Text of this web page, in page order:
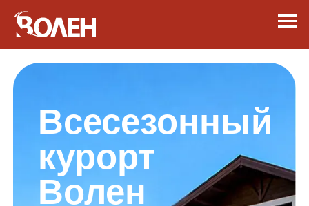
Всесезонный
курорт
Волен
Семейный курорт в Яхроме
(Подмосковье)